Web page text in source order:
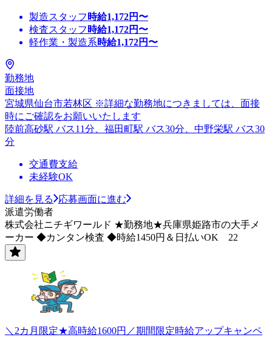
製造スタッフ 時給1,172円〜
検査スタッフ 時給1,172円〜
軽作業・製造系時給1,172円〜
勤務地
面接地
宮城県仙台市若林区 ※詳細な勤務地につきましては、面接
時にご確認をお願いいたします
陸前高砂駅 バス11分、福田町駅 バス30分、中野栄駅 バス30
分
交通費支給
未経験OK
詳細を見る
応募画面に進む
派遣労働者
株式会社ニチギワールド ★勤務地★兵庫県姫路市の大手メ
ーカー ◆カンタン検査 ◆時給1450円＆日払いOK 22
＼2カ月限定★高時給1600円／期間限定時給アップキャンペ